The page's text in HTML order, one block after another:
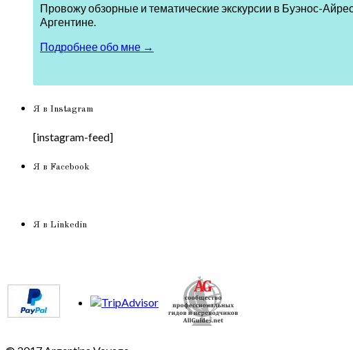
Провожу обзорные и тематические экскурсии в Буэнос-
Аргентине.
Подробнее обо мне →
Я в Instagram
[instagram-feed]
Я в Facebook
Я в Linkedin